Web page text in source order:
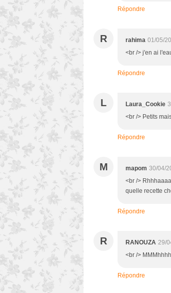
Répondre
R rahima 01/05/
<br /> j'en ai
Répondre
L Laura_Cookie
<br /> Petits
Répondre
M mapom 30/04/
<br />
quelle recette
Répondre
R RANOUZA 29/
<br />
Répondre